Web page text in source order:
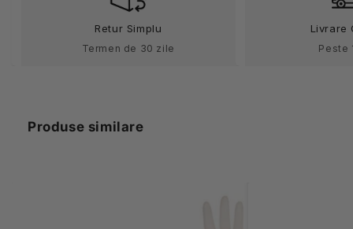
Retur Simplu
Termen de 30 zile
Livrare
Peste
Produse similare